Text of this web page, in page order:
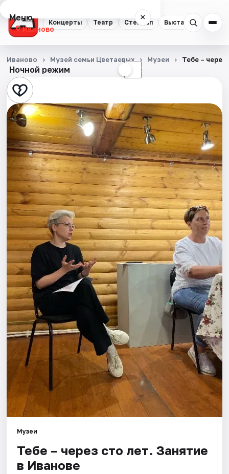
Концерты Театр Стендап Выставки Спорт
Меню ×
Иваново
Концерты
Театр
Стендап
Выставки
Спорт
События
Города
Площадки
Артисты
Рейтинги
Ночной режим ☾
Иваново Музей семьи Цветаевых Музеи Тебе –
Музеи
Тебе – через сто лет. Занятие
в Иванове